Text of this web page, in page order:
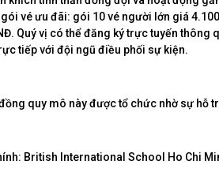
vé ưu đãi: gói 10 vé người lớn giá
Quý vị có thể đăng ký trực tuyến thông
tiếp với đội ngũ điều phối sự kiện.
quy mô này được tổ chức nhờ sự hỗ
British International School Ho Chi